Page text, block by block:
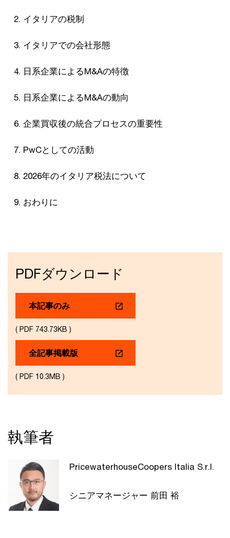
イタリアの税制
イタリアでの会社形態
日系企業によるM&Aの特徴
日系企業によるM&Aの動向
企業買収後の統合プロセスの重要性
PwCとしての活動
2026年のイタリア税法について
おわりに
PDFダウンロード
本記事のみ
( PDF 743.73KB )
全記事掲載版
( PDF 10.3MB )
執筆者
PricewaterhouseCoopers Italia S.r.l.
シニアマネージャー 前田 裕